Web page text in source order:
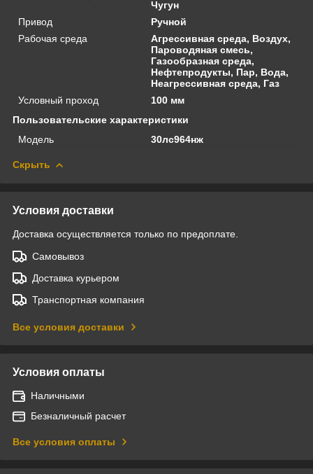
Чугун
Привод
Ручной
Рабочая среда
Агрессивная среда, Воздух,
Пароводяная смесь,
Газообразная среда,
Нефтепродукты, Пар, Вода,
Неагрессивная среда, Газ
Условный проход
100 мм
Пользовательские характеристики
Модель
30лс964нж
Скрыть
Условия доставки
Доставка осуществляется только по предоплате.
Самовывоз
Доставка курьером
Транспортная компания
Все условия доставки
Условия оплаты
Наличными
Безналичный расчет
Все условия оплаты